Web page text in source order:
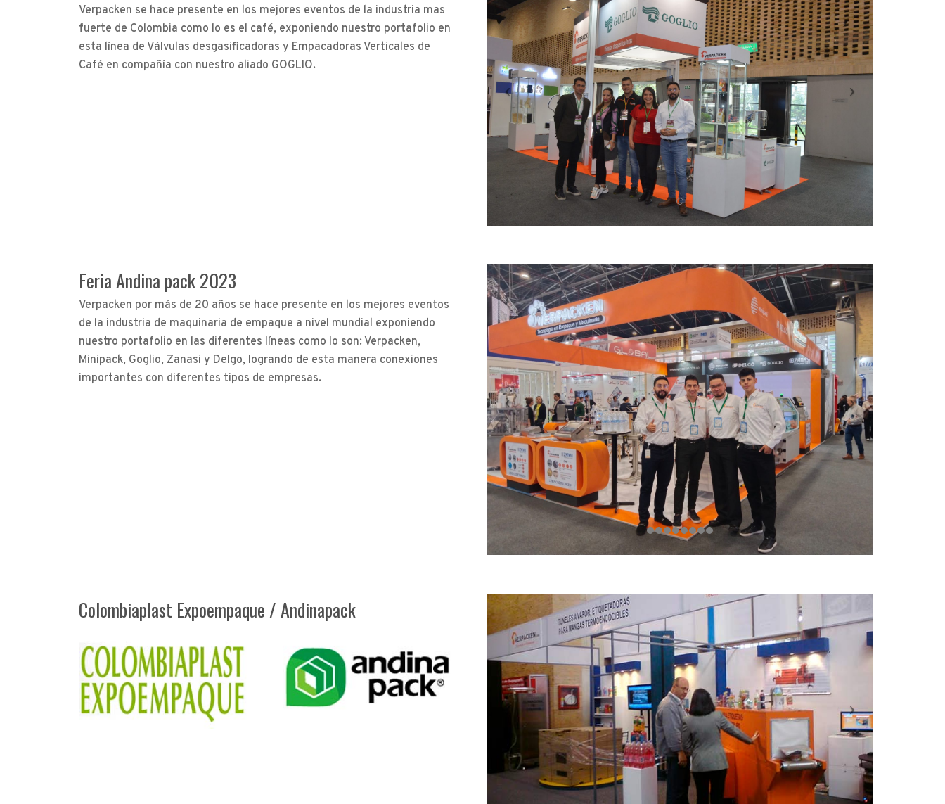
Verpacken se hace presente en los mejores eventos de la industria mas
fuerte de Colombia como lo es el café, exponiendo nuestro portafolio en
esta línea de Válvulas desgasificadoras y Empacadoras Verticales de
Café en compañía con nuestro aliado GOGLIO.
Feria Andina pack 2023
Verpacken por más de 20 años se hace presente en los mejores eventos
de la industria de maquinaria de empaque a nivel mundial exponiendo
nuestro portafolio en las diferentes líneas como lo son: Verpacken,
Minipack, Goglio, Zanasi y Delgo, logrando de esta manera conexiones
importantes con diferentes tipos de empresas.
Colombiaplast Expoempaque / Andinapack